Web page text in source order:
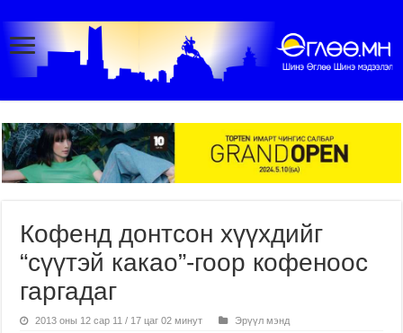
Кофенд донтсон хүүхдийг
“сүүтэй какао”-гоор кофеноос
гаргадаг
2013 оны 12 сар 11 / 17 цаг 02 минут Эрүүл мэнд